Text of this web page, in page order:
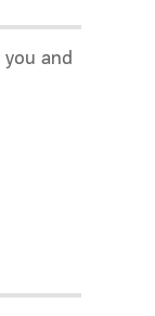
you and